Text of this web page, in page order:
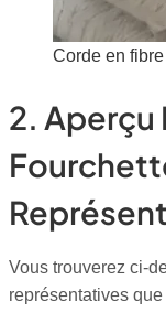
Corde en
2. Aperçu
Vous trouverez ci-
représentatives